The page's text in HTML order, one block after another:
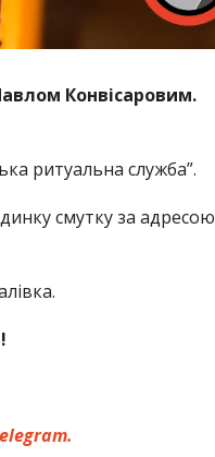
Конвісаровим.
ритуальна служба”.
смутку за адресою